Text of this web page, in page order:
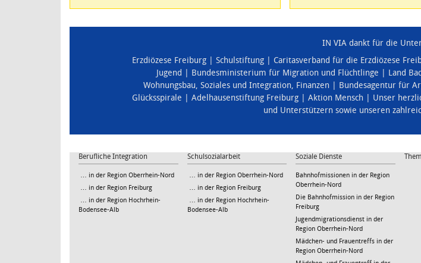
IN VIA dankt für die
Erzdiözese Freiburg
Schulstiftung Caritasverband für die Erzdiözese
Jugend
Bundesministerium für Migration und Flüchtlinge Land
Wohnungsbau, Soziales und Integration, Finanzen Bundesagentur für
Glücksspirale
Adelhausenstiftung Freiburg Aktion Mensch
Unser
und Unterstützern sowie unseren
Berufliche Integration
… in der Region Oberrhein-Nord
… in der Region Freiburg
… in der Region Hochrhein-
Bodensee-Alb
Schulsozialarbeit
… in der Region Oberrhein-Nord
… in der Region Freiburg
… in der Region Hochrhein-
Bodensee-Alb
Soziale Dienste
Bahnhofmissionen in der Region
Oberrhein-Nord
Die Bahnhofmission in der Region
Freiburg
Jugendmigrationsdienst in der
Region Oberrhein-Nord
Mädchen- und Frauentreffs in der
Region Oberrhein-Nord